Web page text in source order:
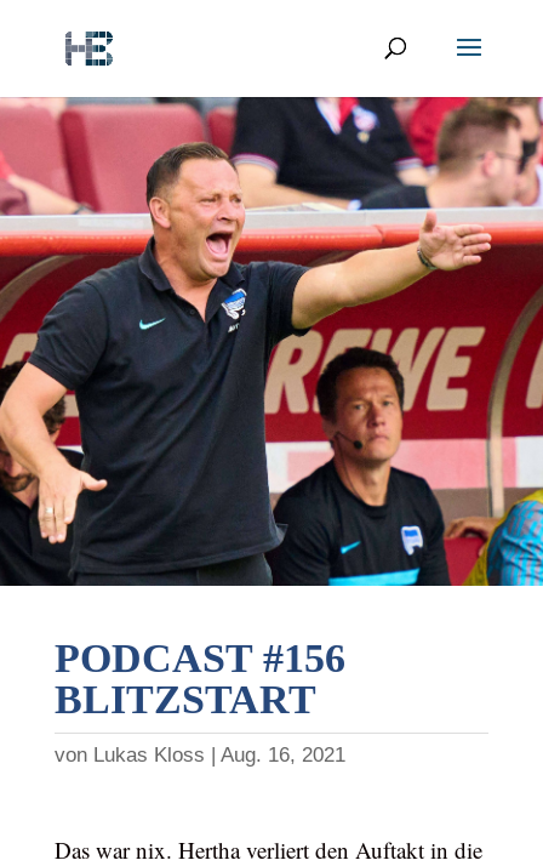
PODCAST #156
BLITZSTART
von Lukas Kloss Aug. 16, 2021
Das war nix. Hertha verliert den Auftakt in die